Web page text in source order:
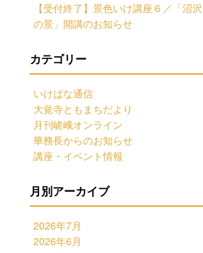
【受付終了】景色いけ講座６／「沼沢
の景」開講のお知らせ
カテゴリー
いけばな通信
大覚寺ともまちだより
月刊嵯峨オンライン
華務長からのお知らせ
講座・イベント情報
月別アーカイブ
2026年7月
2026年6月